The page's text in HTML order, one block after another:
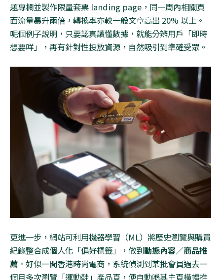
題專欄並製作限量套票 landing page ，同一周內相關頁
面流量暴升兩倍，轉換率亦較一般文章高出 20% 以上。
呢個例子說明，只要認真讀懂數據，就能分辨用戶「即時
想要咩」，再有針對性投放資源，自然吸引到準確受眾。
更進一步，網站可利用機器學習（ML）將歷史瀏覽與購買
紀錄整合成個人化「偏好標籤」，做到動態內容／商品推
薦 。好似一間香港時尚電商，系統偵測到某批會員過去一
個月多次瀏覽「運動鞋」產品頁，便自動喺其主頁橫幅推